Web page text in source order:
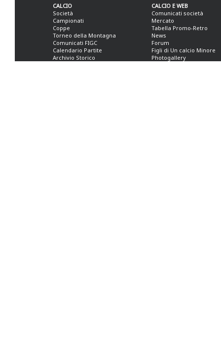
CALCIO
Società
Campionati
Coppe
Torneo della Montagna
Comunicati FIGC
Calendario Partite
Archivio Storico
CALCIO E WEB
Comunicati società
Mercato
Tabella Promo-Retro
News
Forum
Figli di Un calcio Minore
Photogallery